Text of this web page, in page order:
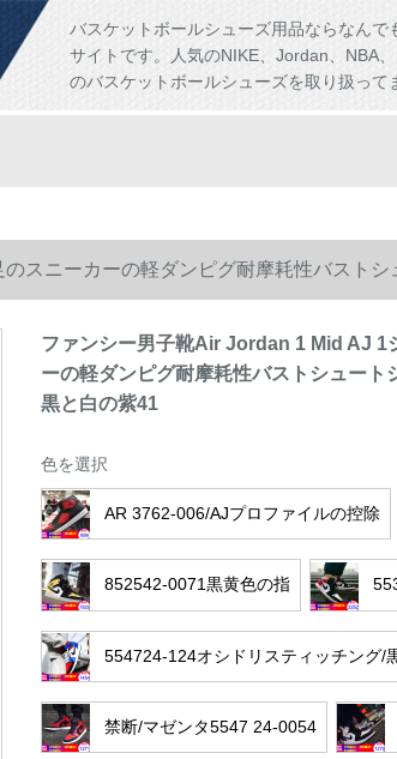
バスケットボールシューズ用品ならなん
サイトです。人気のNIKE、Jordan、NBA
のバスケットボールシューズを取り扱って
スニーカーの軽ダンピグ耐摩耗性バストシ
ファンシー男子靴Air Jordan 1 Mid AJ 1
ーの軽ダンピグ耐摩耗性バストシュート
黒と白の紫41
色を選択
AR 3762-006/AJプロファイルの控除
852542-0071黒黄色の指
554724-124オシドリスティッチング/
禁断/マゼンタ5547 24-0054